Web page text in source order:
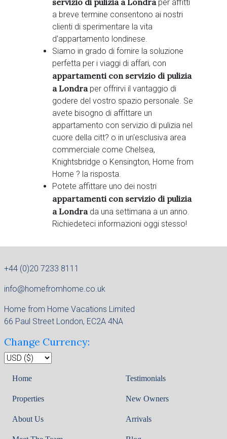
servizio di pulizia a Londraper affitti
a breve termine consentono ai nostri
clienti di sperimentare la vita
d'appartamento londinese.
Siamo in grado di fornire la soluzione
perfetta per i viaggi di affari, con
appartamenti con servizio di pulizia
a Londraper offrirvi il vantaggio di
godere del vostro spazio personale. Se
avete bisogno di affittare un
appartamento con servizio di pulizia nel
cuore della citt? o in un'esclusiva area
commerciale come Chelsea,
Knightsbridge o Kensington, Home from
Home ? la risposta.
Potete affittare uno dei nostri
appartamenti con servizio di pulizia
a Londrada una settimana a un anno.
Richiedeteci informazioni oggi stesso!
+44 (0)20 7233 8111
info@homefromhome.co.uk
Home from Home Vacations Limited
66 Paul Street London, EC2A 4NA
Change Currency:
Home
Properties
About Us
Testimonials
New Owners
Arrivals